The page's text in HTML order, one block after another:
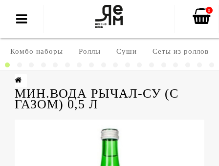
0
Комбо наборы Роллы Суши Сеты из роллов
МИН.ВОДА РЫЧАЛ-СУ (С
ГАЗОМ) 0,5 Л